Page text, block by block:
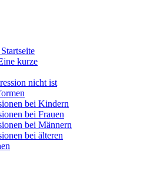
kurze
nicht ist
bei Kindern
bei Frauen
bei Männern
bei älteren